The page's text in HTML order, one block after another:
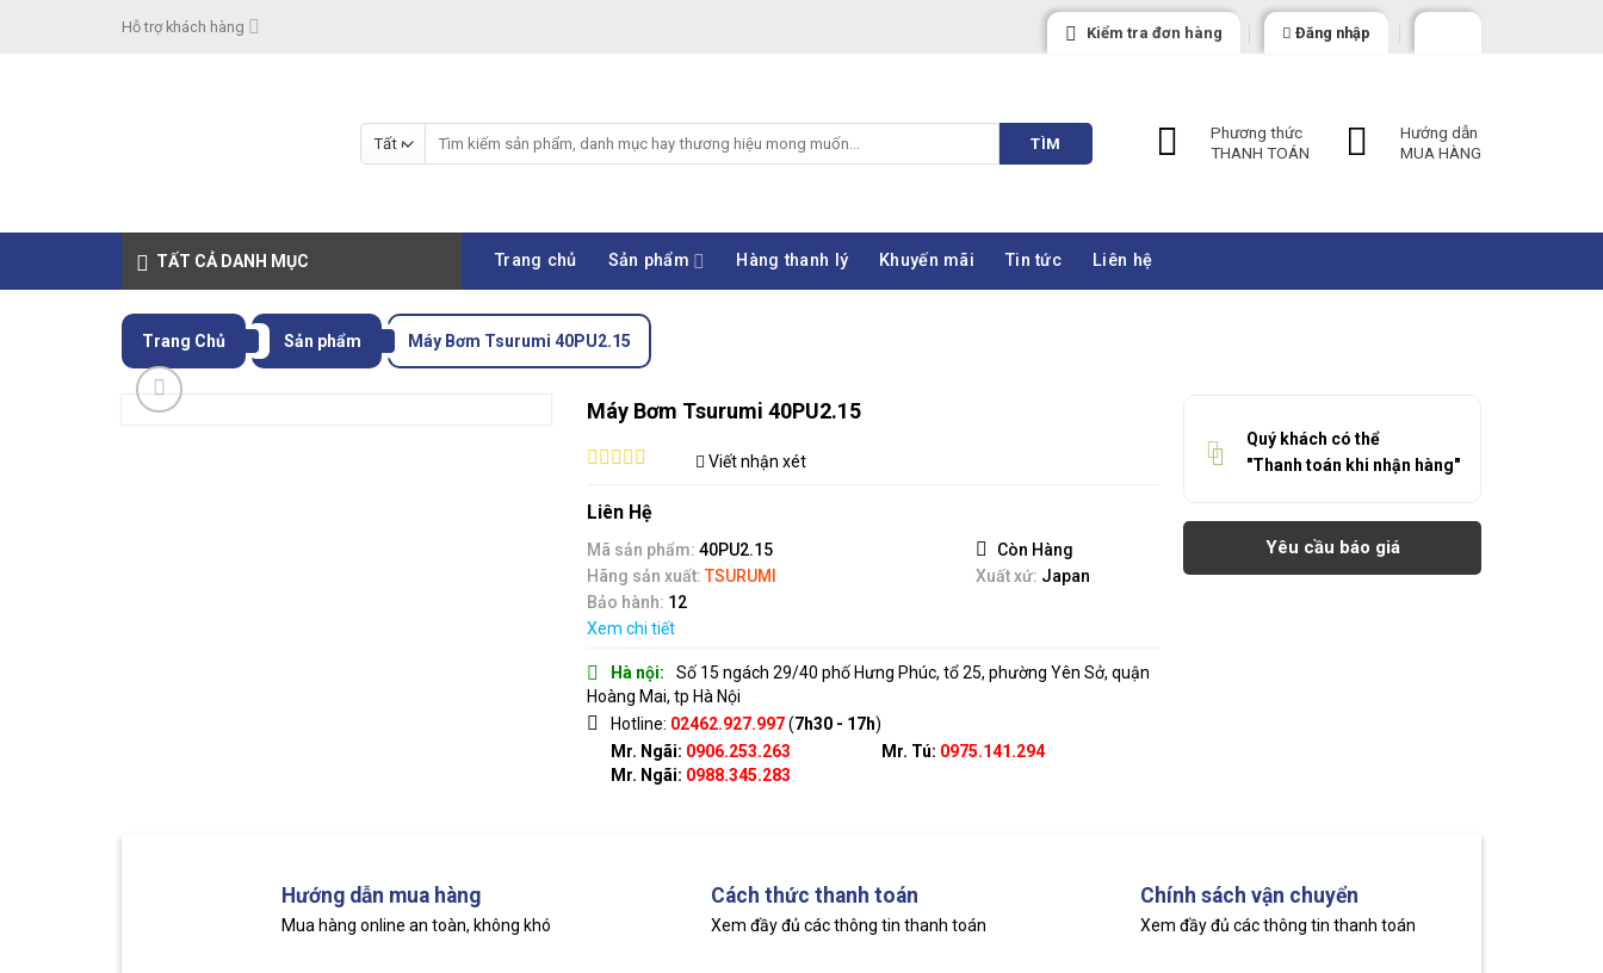
Hỗ trợ khách hàng Kiểm tra đơn hàng Đăng nhập
kiếm:
TÌM
Phương thức
THANH TOÁN
Hướng dẫn
MUA HÀNG
TẤT CẢ DANH MỤC Trang chủ Sản phẩm Hàng thanh lý Khuyến mãi Tin tức Liên hệ
Trang Chủ Sản phẩm Máy Bơm Tsurumi 40PU2.15
Máy Bơm Tsurumi 40PU2.15
out
of
5
Viết nhận xét
Liên Hệ
Mã sản phẩm: 40PU2.15
Còn Hàng
Hãng sản xuất: TSURUMI Xuất xứ: Japan
Bảo hành: 12
Xem chi tiết
Hà nội:
Số 15 ngách 29/40 phố Hưng Phúc, tổ 25, phường Yên Sở, quận
Hoàng Mai, tp Hà Nội
Hotline: 02462.927.997(7h30 - 17h)
Mr. Ngãi: 0906.253.263
Mr. Ngãi: 0988.345.283
Mr. Tú: 0975.141.294
Quý khách có thể
"Thanh toán khi nhận hàng"
Yêu cầu báo giá
Hướng dẫn mua hàng
Mua hàng online an toàn, không khó
Cách thức thanh toán
Xem đầy đủ các thông tin thanh toán
Chính sách vận chuyển
Xem đầy đủ các thông tin thanh toán